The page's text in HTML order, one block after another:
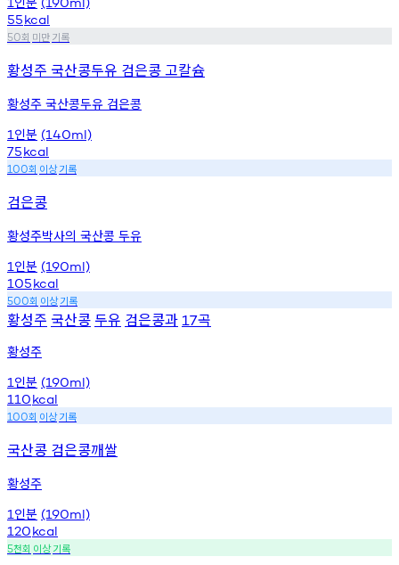
55kcal
50회 미만기록
황성주 국산콩두유 검은콩 고칼슘
황성주 국산콩두유 검은콩
1 인분 (140ml)
75kcal
100회 이상기록
검은콩
황성주박사의 국산콩 두유
1 인분 (190ml)
105kcal
500회 이상기록
황성주 국산콩 두유 검은콩과 17곡
황성주
1 인분 (190ml)
110kcal
100회 이상기록
국산콩 검은콩깨쌀
황성주
1 인분 (190ml)
120kcal
5천회 이상기록